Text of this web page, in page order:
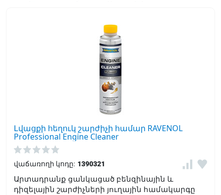
Լվացքի հեղուկ շարժիչի համար RAVENOL
Professional Engine Cleaner
վաճառողի կոդը: 1390321
Արտադրանք ցանկացած բենզինային և
դիզելային շարժիչների յուղային համակարգը